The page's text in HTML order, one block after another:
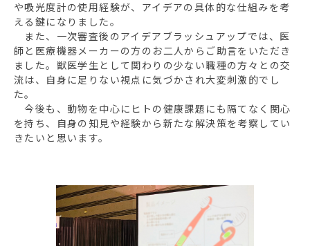
や吸光度計の使用経験が、アイデアの具体的な仕組みを考
える鍵になりました。
また、一次審査後のアイデアブラッシュアップでは、医
師と医療機器メーカーの方のお二人からご助言をいただき
ました。獣医学生として関わりの少ない職種の方々との交
流は、自身に足りない視点に気づかされ大変刺激的でし
た。
今後も、動物を中心にヒトの健康課題にも隔てなく関心
を持ち、自身の知見や経験から新たな解決策を考察してい
きたいと思います。